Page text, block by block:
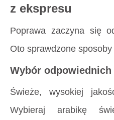
z ekspresu
Poprawa zaczyna się
Oto sprawdzone sposoby
Wybór
Świeże, wysokiej
Wybieraj arabikę